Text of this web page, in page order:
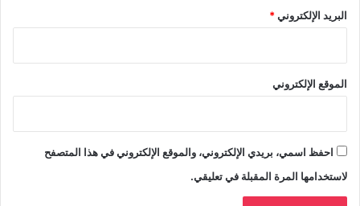
البريد الإلكتروني*
الموقع الإلكتروني
احفظ اسمي، بريدي الإلكتروني، والموقع الإلكتروني في هذا المتصفح
لاستخدامها المرة المقبلة في تعليقي.